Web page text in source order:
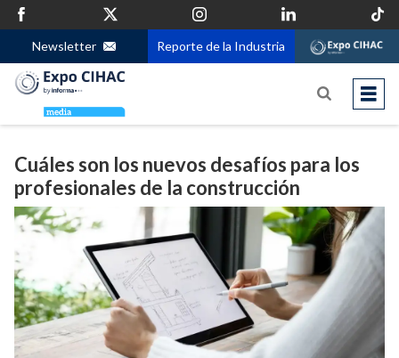
Newsletter Reporte de la Industria
Cuáles son los nuevos desafíos para los
profesionales de la construcción